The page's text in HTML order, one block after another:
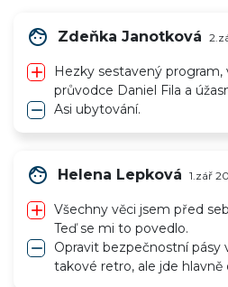
face Zdeňka Janotková
add
Hezky sestavený
průvodce Daniel Fila a
remove Asi ubytování.
face Helena Lepková 1.zář
add Všechny věci jsem před
Teď se mi to povedlo.
remove
Opravit bezpečnostní pásy
takové retro, ale jde hlavně